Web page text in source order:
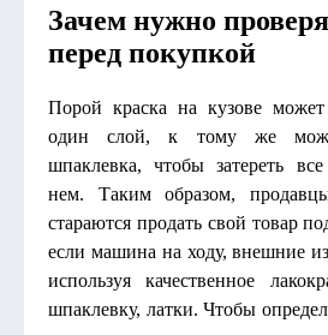
Зачем нужно
перед покупкой
Порой краска на кузове
один слой, к тому же может
шпаклевка, чтобы затереть
нем. Таким образом,
стараются продать свой товар
если машина на ходу, внешние
используя качественное
шпаклевку, латки. Чтобы